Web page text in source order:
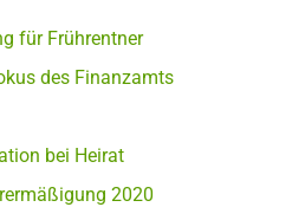
für Frührentner
des Finanzamts
bei Heirat
2020